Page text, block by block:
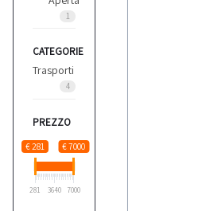
1
CATEGORIE
Trasporti
4
PREZZO
€ 281 € 7000
281 3640 7000